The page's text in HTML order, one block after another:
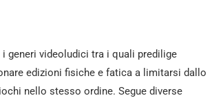
generi videoludici tra i quali predilige
edizioni fisiche e fatica a limitarsi dallo
nello stesso ordine. Segue diverse